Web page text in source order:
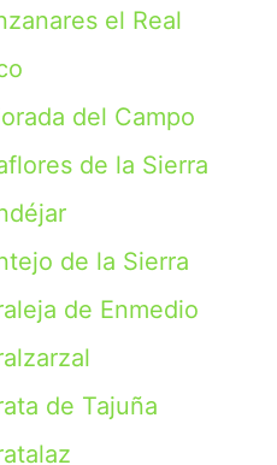
el Real
del Campo
de la Sierra
de la Sierra
de Enmedio
de Tajuña